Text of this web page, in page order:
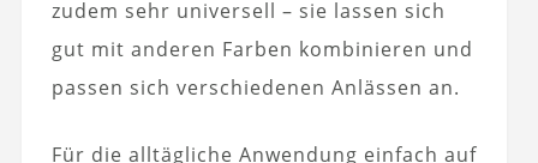
zudem sehr universell – sie lassen sich
gut mit anderen Farben kombinieren und
passen sich verschiedenen Anlässen an.
Für die alltägliche Anwendung einfach auf